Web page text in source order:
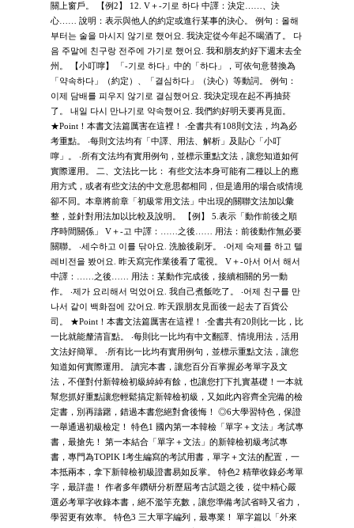
關上窗戶。 【例2】 12. V＋-기로 하다 中譯：決定……、決
心…… 說明：表示與他人的約定或進行某事的決心。 例句：올해
부터는 술을 마시지 않기로 했어요. 我決定從今年起不喝酒了。 다
음 주말에 친구랑 전주에 가기로 했어요. 我和朋友約好下週末去全
州。 【小叮嚀】 「-기로 하다」中的「하다」，可依句意替換為
「약속하다」（約定）、「결심하다」（決心）等動詞。 例句：
이제 담배를 피우지 않기로 결심했어요. 我決定現在起不再抽菸
了。 내일 다시 만나기로 약속했어요. 我們約好明天要再見面。
★Point！本書文法篇厲害在這裡！ ‧全書共有108則文法，均為必
考重點。 ‧每則文法均有「中譯、用法、解析」及貼心「小叮
嚀」。 ‧所有文法均有實用例句，並標示重點文法，讓您知道如何
實際運用。 二、文法比一比： 有些文法本身可能有二種以上的應
用方式，或者有些文法的中文意思都相同，但是適用的場合或情境
卻不同。本章將前章「初級常用文法」中出現的關聯文法加以彙
整，並針對用法加以比較及說明。 【例】 5.表示「動作前後之順
序時間關係」 V＋-고 中譯：……之後…… 用法：前後動作無必要
關聯。 ‧세수하고 이를 닦아요. 洗臉後刷牙。 ‧어제 숙제를 하고 텔
레비전을 봤어요. 昨天寫完作業後看了電視。 V＋-아서 어서 해서
中譯：……之後…… 用法：某動作完成後，接續相關的另一動
作。 ‧제가 요리해서 먹었어요. 我自己煮飯吃了。 ‧어제 친구를 만
나서 같이 백화점에 갔어요. 昨天跟朋友見面後一起去了百貨公
司。 ★Point！本書文法篇厲害在這裡！ ‧全書共有20則比一比，比
一比就能釐清盲點。 ‧每則比一比均有中文翻譯、情境用法，活用
文法好簡單。 ‧所有比一比均有實用例句，並標示重點文法，讓您
知道如何實際運用。 讀完本書，讓您百分百掌握必考單字及文
法，不僅對付新韓檢初級綽綽有餘，也讓您打下扎實基礎！一本就
幫您抓好重點讓您輕鬆搞定新韓檢初級，又如此內容齊全完備的檢
定書，別再躊躇，錯過本書您絕對會後悔！ ◎6大學習特色，保證
一舉通過初級檢定！ 特色1 國內第一本韓檢「單字＋文法」考試專
書，最搶先！ 第一本結合「單字＋文法」的新韓檢初級考試專
書，專門為TOPIK I考生編寫的考試用書，單字＋文法的配置，一
本抵兩本，拿下新韓檢初級證書易如反掌。 特色2 精華收錄必考單
字，最詳盡！ 作者多年鑽研分析歷屆考古試題之後，從中精心嚴
選必考單字收錄本書，絕不濫竽充數，讓您準備考試省時又省力，
學習更有效率。 特色3 三大單字編列，最專業！ 單字篇以「外來